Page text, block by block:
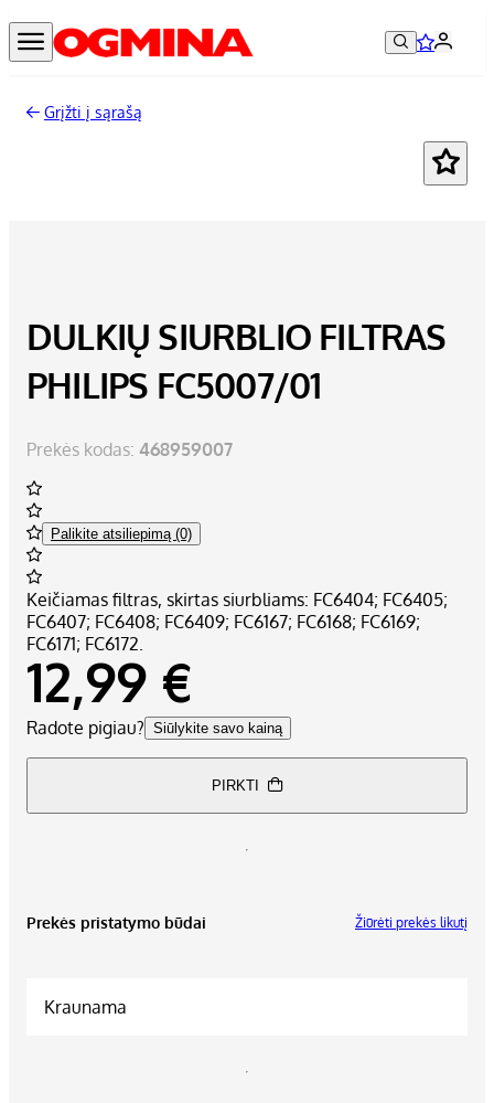
Grįžti į sąrašą
DULKIŲ SIURBLIO FILTRAS
PHILIPS FC5007/01
Prekės kodas: 468959007
Palikite atsiliepimą (0)
Keičiamas filtras, skirtas siurbliams: FC6404; FC6405;
FC6407; FC6408; FC6409; FC6167; FC6168; FC6169;
FC6171; FC6172.
12,99 €
Radote pigiau? Siūlykite savo kainą
PIRKTI
Prekės pristatymo būdai Žiūrėti prekės likutį
Kraunama